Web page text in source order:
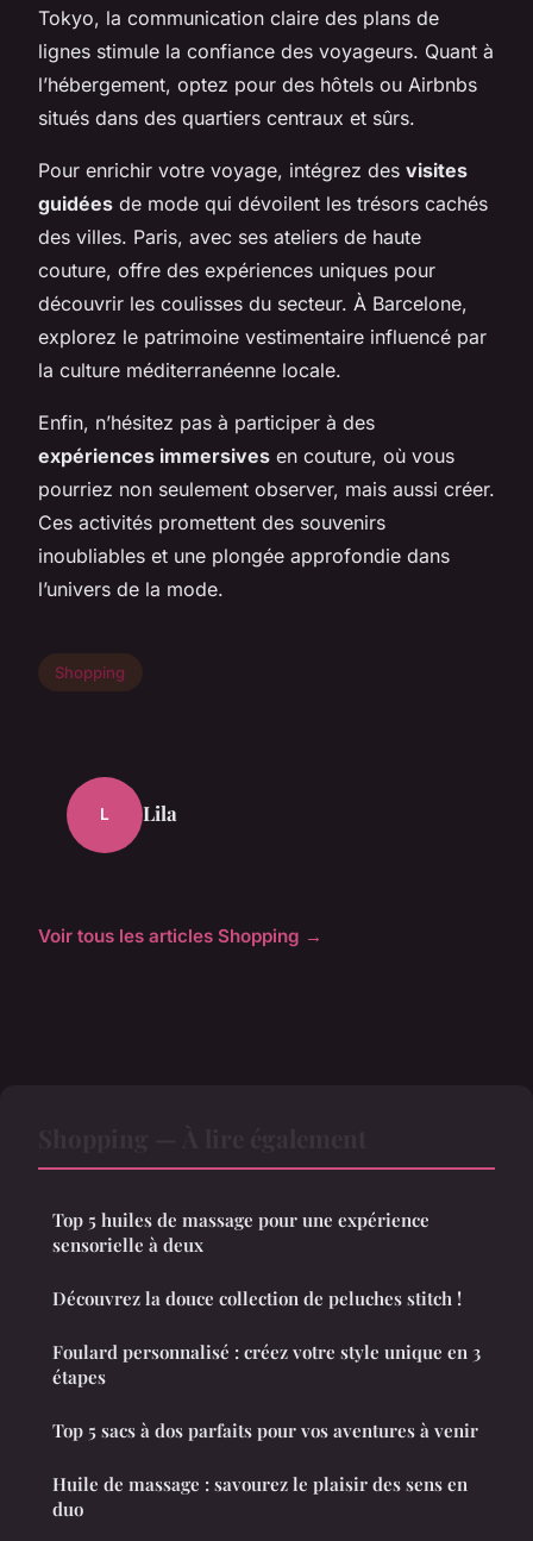
Tokyo, la communication claire des plans de
lignes stimule la confiance des voyageurs. Quant à
l’hébergement, optez pour des hôtels ou Airbnbs
situés dans des quartiers centraux et sûrs.
Pour enrichir votre voyage, intégrez des visites
guidées de mode qui dévoilent les trésors cachés
des villes. Paris, avec ses ateliers de haute
couture, offre des expériences uniques pour
découvrir les coulisses du secteur. À Barcelone,
explorez le patrimoine vestimentaire influencé par
la culture méditerranéenne locale.
Enfin, n’hésitez pas à participer à des
expériences immersives en couture, où vous
pourriez non seulement observer, mais aussi créer.
Ces activités promettent des souvenirs
inoubliables et une plongée approfondie dans
l’univers de la mode.
Shopping
L Lila
Voir tous les articles Shopping →
Top 5 huiles de massage pour une expérience
sensorielle à deux
Découvrez la douce collection de peluches stitch !
Foulard personnalisé : créez votre style unique en 3
étapes
Top 5 sacs à dos parfaits pour vos aventures à venir
Huile de massage : savourez le plaisir des sens en
duo